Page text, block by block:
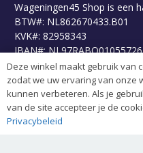
Wageningen45 Shop is een
BTW#: NL862670433.B01
KVK#: 82958343
IBAN#:
Deze winkel maakt gebruik van
zodat we uw ervaring van onze
kunnen verbeteren. Als je
van de site accepteer je de
Privacybeleid